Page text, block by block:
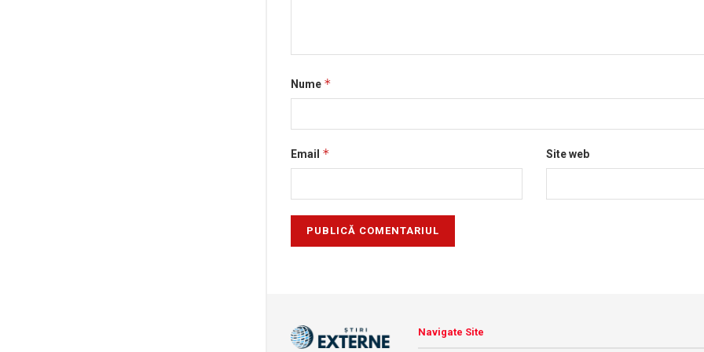
Nume *
Email * Site web
Navigate Site